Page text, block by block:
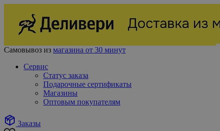
Самовывоз из магазина от 30 минут
Сервис
Статус заказа
Подарочные сертификаты
Магазины
Оптовым покупателям
Заказы